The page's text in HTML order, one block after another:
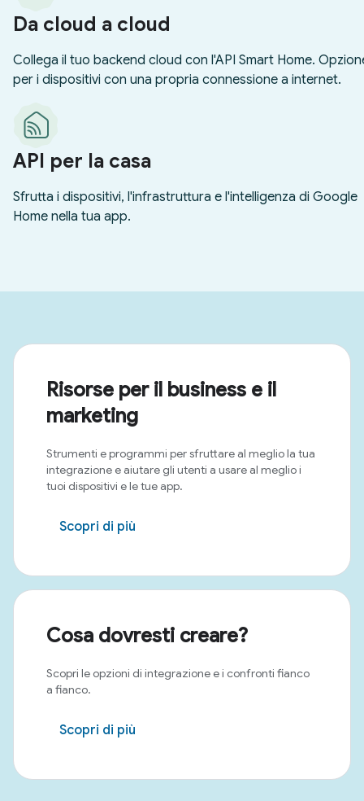
Risorse per il business e il
marketing
Strumenti e programmi per sfruttare al meglio la tua
integrazione e aiutare gli utenti a usare al meglio i
tuoi dispositivi e le tue app.
Scopri di più
Cosa dovresti creare?
Scopri le opzioni di integrazione e i confronti fianco
a fianco.
Scopri di più